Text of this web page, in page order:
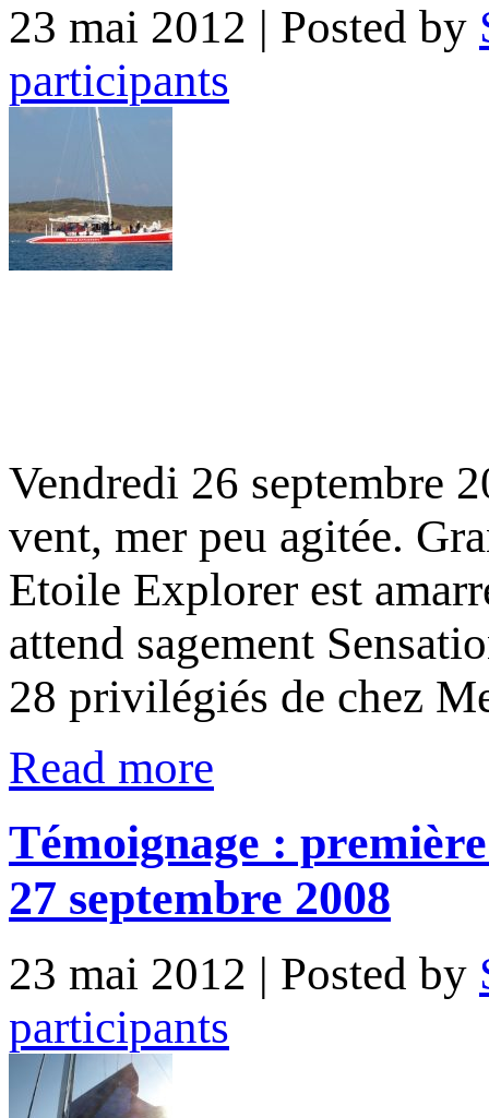
23 mai 2012 | Posted by
participants
Vendredi 26 septembre
vent, mer peu agitée.
Etoile Explorer est
attend sagement
28 privilégiés de chez
Read more
Témoignage :
27 septembre 2008
23 mai 2012 | Posted by
participants